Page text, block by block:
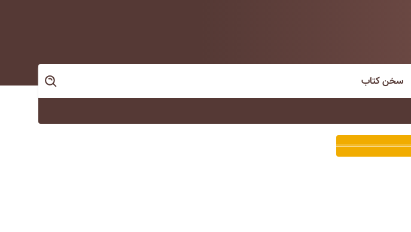
سخن کتاب